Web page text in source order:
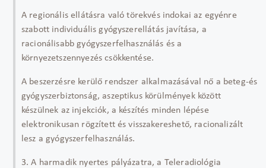
A regionális ellátásra való törekvés indokai az egyénre
szabott individuális gyógyszerellátás javítása, a
racionálisabb gyógyszerfelhasználás és a
környezetszennyezés csökkentése.
A beszerzésre kerülő rendszer alkalmazásával nő a beteg-és
gyógyszerbiztonság, aszeptikus körülmények között
készülnek az injekciók, a készítés minden lépése
elektronikusan rögzített és visszakereshető, racionalizált
lesz a gyógyszerfelhasználás.
3. A harmadik nyertes pályázatra, a Teleradiológia